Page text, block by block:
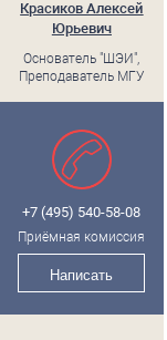
Красиков Алексей
Юрьевич
Основатель "ШЭИ",
Преподаватель МГУ
+7 (495) 540-58-08
Приёмная комиссия
Написать